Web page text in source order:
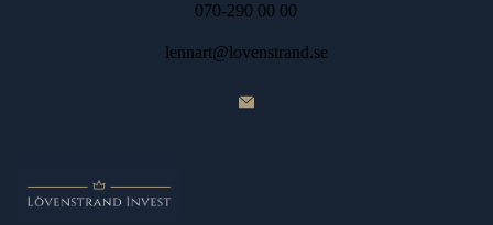
070-290 00 00‬
lennart@lovenstrand.se